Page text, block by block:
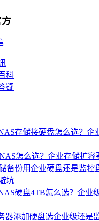
方
科
疑
存储接硬盘怎么选？企
怎么选？企业存储扩容
备份用企业硬盘还是监控
坑
硬盘4TB怎么选？企业
器添加硬盘选企业级还是